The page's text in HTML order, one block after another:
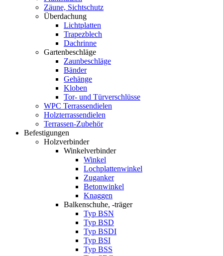
Zäune, Sichtschutz
Überdachung
Lichtplatten
Trapezblech
Dachrinne
Gartenbeschläge
Zaunbeschläge
Bänder
Gehänge
Kloben
Tor- und Türverschlüsse
WPC Terrassendielen
Holzterrassendielen
Terrassen-Zubehör
Befestigungen
Holzverbinder
Winkelverbinder
Winkel
Lochplattenwinkel
Zuganker
Betonwinkel
Knaggen
Balkenschuhe, -träger
Typ BSN
Typ BSD
Typ BSDI
Typ BSI
Typ BSS